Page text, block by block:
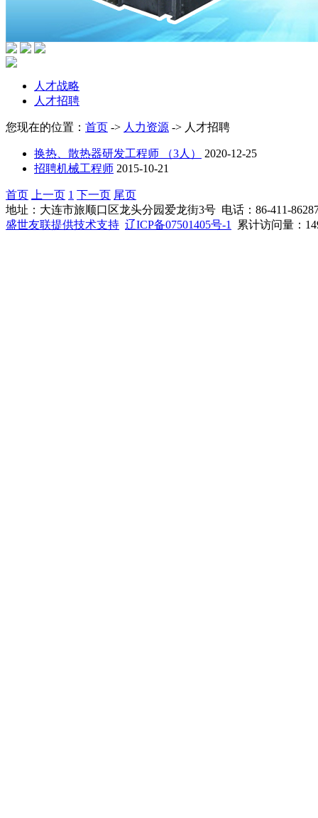
人才战略
人才招聘
您现在的位置： 首页 -> 人力资源 -> 人才招聘
换热、散热器研发工程师 （3人）
2020-12-25
招聘机械工程师 2015-10-21
首页 上一页 1 下一页 尾页
地址：大连市旅顺口区龙头分园爱龙街3号 电话：86-411-
盛世友联提供技术支持 辽ICP备07501405号-1 累计访问量：